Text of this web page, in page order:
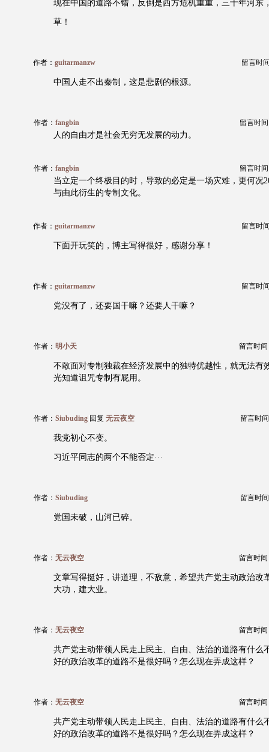
现在中国的道路不错，反倒是西方危机重重，三十年河东
草！
作者： guitarmanzw 留言时
中国人走不出秦制，这是悲剧的根源。
作者： fangbin 留言时间
人的自由才是社会无穷无发展的动力。
作者： fangbin 留言时间
当立定一个终极目的时，导致的必定是一场灾难，更何况
与由此衍生的专制文化。
作者： guitarmanzw 留言时
下面开玩笑的，博主写得很好，感谢分享！
作者： guitarmanzw 留言时
党没有了，还要国干嘛？还要人干嘛？
作者： 明小天 留言时间
不敢面对专制独裁在经济发展中的独特优越性，就无法有
光知道诅咒专制有屁用。
作者： Siubuding 回复 无云夜空 留言时
我党初心不变。
习近平同志的两个不能否定···
作者： Siubuding 留言时
党国未破，山河已碎。
作者： 无云夜空 留言时间
文章写得挺好，讲道理，不敌意，希望共产党主动政治改
大功，建大业。
作者： 无云夜空 留言时间
共产党主动带领人民走上民主、自由、法治的道路有什么
好的政治改革的道路不是很好吗？怎么现在弄成这样？
作者： 无云夜空 留言时间
共产党主动带领人民走上民主、自由、法治的道路有什么
好的政治改革的道路不是很好吗？怎么现在弄成这样？